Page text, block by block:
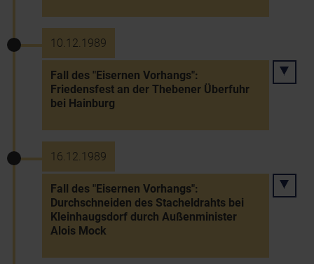
10.12.1989
Fall des "Eisernen Vorhangs":
Friedensfest an der Thebener Überfuhr
bei Hainburg
16.12.1989
Fall des "Eisernen Vorhangs":
Durchschneiden des Stacheldrahts bei
Kleinhaugsdorf durch Außenminister
Alois Mock